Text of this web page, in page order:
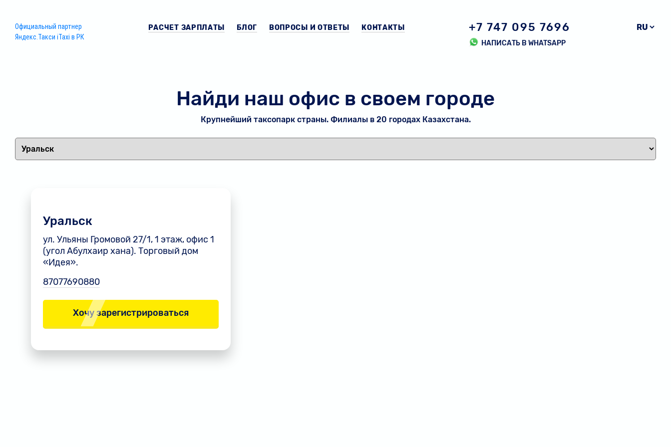
Официальный партнер
Яндекс.Такси iTaxi в РК
РАСЧЕТ ЗАРПЛАТЫ БЛОГ ВОПРОСЫ И ОТВЕТЫ КОНТАКТЫ +7 747 095 7696
НАПИСАТЬ В WHATSAPP
Найди наш офис в своем городе
Крупнейший таксопарк страны. Филиалы в 20 городах Казахстана.
Уральск
ул. Ульяны Громовой 27/1, 1 этаж, офис 1
(угол Абулхаир хана). Торговый дом
«Идея».
87077690880
Хочу зарегистрироваться